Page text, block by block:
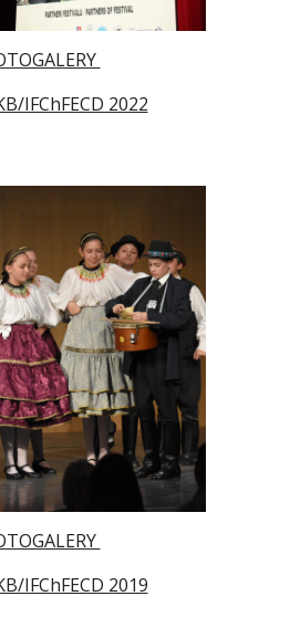
IFChFECD 2022
IFChFECD 2019